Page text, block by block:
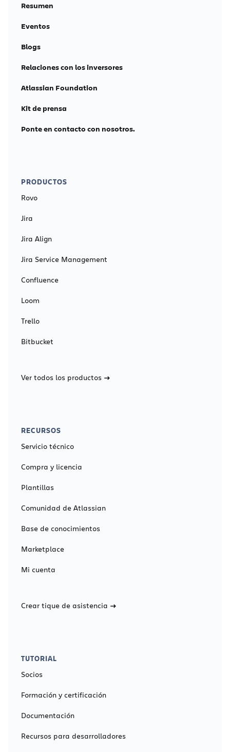
Resumen
Eventos
Blogs
Relaciones con los inversores
Atlassian Foundation
Kit de prensa
Ponte en contacto con nosotros.
PRODUCTOS
Rovo
Jira
Jira Align
Jira Service Management
Confluence
Loom
Trello
Bitbucket
Ver todos los productos
RECURSOS
Servicio técnico
Compra y licencia
Plantillas
Comunidad de Atlassian
Base de conocimientos
Marketplace
Mi cuenta
Crear tique de asistencia
TUTORIAL
Socios
Formación y certificación
Documentación
Recursos para desarrolladores